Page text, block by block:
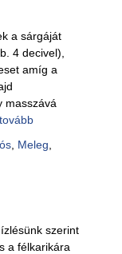
a sárgáját
4 decivel),
amíg a
masszává
tovább
, Meleg
szerint
a félkarikára